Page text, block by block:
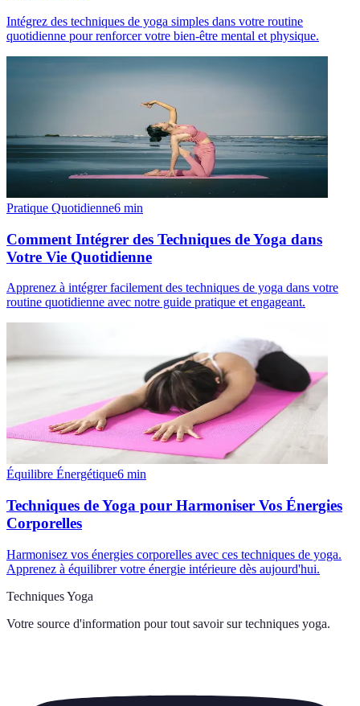
Intégrez des techniques de yoga simples dans votre routine
quotidienne pour renforcer votre bien-être mental et physique.
Pratique Quotidienne6 min
Comment Intégrer des Techniques de Yoga dans
Votre Vie Quotidienne
Apprenez à intégrer facilement des techniques de yoga dans votre
routine quotidienne avec notre guide pratique et engageant.
Équilibre Énergétique6 min
Techniques de Yoga pour Harmoniser Vos Énergies
Corporelles
Harmonisez vos énergies corporelles avec ces techniques de yoga.
Apprenez à équilibrer votre énergie intérieure dès aujourd'hui.
Techniques Yoga
Votre source d'information pour tout savoir sur techniques yoga.